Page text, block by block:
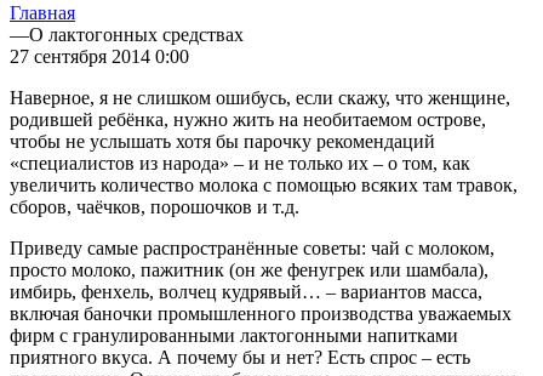
Главная
—О лактогонных средствах
27 сентября 2014 0:00
Наверное, я не слишком ошибусь, если скажу, что женщине,
родившей ребёнка, нужно жить на необитаемом острове,
чтобы не услышать хотя бы парочку рекомендаций
«специалистов из народа» – и не только их – о том, как
увеличить количество молока с помощью всяких там травок,
сборов, чаёчков, порошочков и т.д.
Приведу самые распространённые советы: чай с молоком,
просто молоко, пажитник (он же фенугрек или шамбала),
имбирь, фенхель, волчец кудрявый… – вариантов масса,
включая баночки промышленного производства уважаемых
фирм с гранулированными лактогонными напитками
приятного вкуса. А почему бы и нет? Есть спрос – есть